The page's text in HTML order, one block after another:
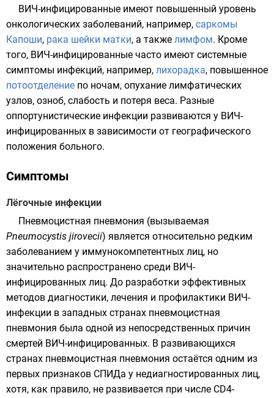
ВИЧ-инфицированные имеют повышенный уровень
онкологических заболеваний, например, саркомы
Капоши, ракa шейки матки, а также лимфом. Кроме
того, ВИЧ-инфицированные часто имеют системные
симптомы инфекций, например, лихорадка, повышенное
потоотделение по ночам, опухание лимфатических
узлов, озноб, слабость и потеря веса. Разные
оппортунистические инфекции развиваются у ВИЧ-
инфицированных в зависимости от географического
положения больного.
Симптомы
Лёгочные инфекции
Пневмоцистная пневмония (вызываемая
Pneumocystis jirovecii) является относительно редким
заболеванием у иммунокомпетентных лиц, но
значительно распространено среди ВИЧ-
инфицированных лиц. До разработки эффективных
методов диагностики, лечения и профилактики ВИЧ-
инфекции в западных странах пневмоцистная
пневмония была одной из непосредственных причин
смертей ВИЧ-инфицированных. В развивающихся
странах пневмоцистная пневмония остаётся одним из
первых признаков СПИДа у недиагностированных лиц,
хотя, как правило, не развивается при числе CD4-